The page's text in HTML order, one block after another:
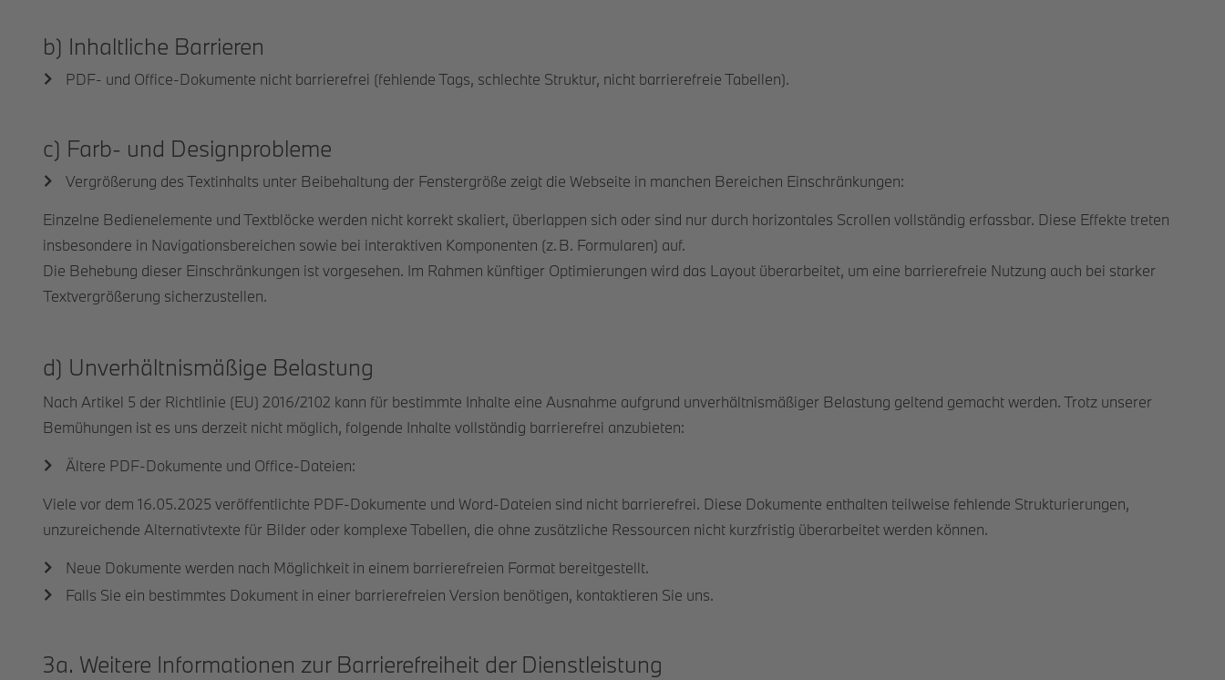
b) Inhaltliche Barrieren
PDF- und Office-Dokumente nicht barrierefrei (fehlende Tags, schlechte Struktur, nicht barrierefreie Tabellen).
c) Farb- und Designprobleme
Vergrößerung des Textinhalts unter Beibehaltung der Fenstergröße zeigt die Webseite in manchen Bereichen Einschränkungen:
Einzelne Bedienelemente und Textblöcke werden nicht korrekt skaliert, überlappen sich oder sind nur durch horizontales Scrollen vollständig erfassbar. Diese Effekte treten
insbesondere in Navigationsbereichen sowie bei interaktiven Komponenten (z. B. Formularen) auf.
Die Behebung dieser Einschränkungen ist vorgesehen. Im Rahmen künftiger Optimierungen wird das Layout überarbeitet, um eine barrierefreie Nutzung auch bei starker
Textvergrößerung sicherzustellen.
d) Unverhältnismäßige Belastung
Nach Artikel 5 der Richtlinie (EU) 2016/2102 kann für bestimmte Inhalte eine Ausnahme aufgrund unverhältnismäßiger Belastung geltend gemacht werden. Trotz unserer
Bemühungen ist es uns derzeit nicht möglich, folgende Inhalte vollständig barrierefrei anzubieten:
Ältere PDF-Dokumente und Office-Dateien:
Viele vor dem 16.05.2025 veröffentlichte PDF-Dokumente und Word-Dateien sind nicht barrierefrei. Diese Dokumente enthalten teilweise fehlende Strukturierungen,
unzureichende Alternativtexte für Bilder oder komplexe Tabellen, die ohne zusätzliche Ressourcen nicht kurzfristig überarbeitet werden können.
Neue Dokumente werden nach Möglichkeit in einem barrierefreien Format bereitgestellt.
Falls Sie ein bestimmtes Dokument in einer barrierefreien Version benötigen, kontaktieren Sie uns.
3a. Weitere Informationen zur Barrierefreiheit der Dienstleistung